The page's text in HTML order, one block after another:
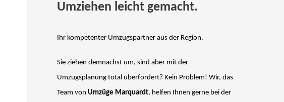
Umziehen leicht gemacht.
Ihr kompetenter Umzugspartner aus der Region.
Sie ziehen demnächst um, sind aber mit der
Umzugsplanung total überfordert? Kein Problem! Wir, das
Team von Umzüge Marquardt, helfen Ihnen gerne bei der